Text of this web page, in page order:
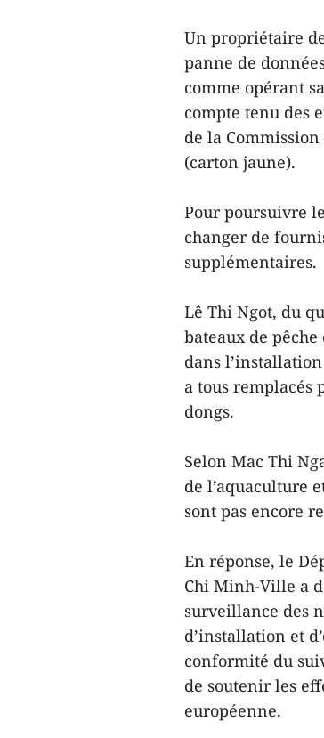
Un propriétaire
panne de
comme opérant
compte tenu des
de la
(carton jaune).
Pour poursuivre
changer de
supplémentaires.
Lê Thi Ngot, du
bateaux de
dans
a tous remplacés
dongs.
Selon Mac Thi
de l’aquaculture
sont pas encore
En réponse, le
Chi Minh-Ville a
surveillance des
d’installation et
conformité du
de soutenir les
européenne.